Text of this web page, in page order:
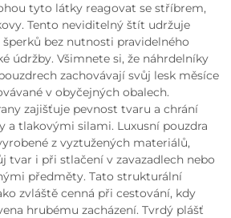
tyto látky reagovat se stříbrem,
Tento neviditelný štít udržuje
bez nutnosti pravidelného
údržby. Všimnete si, že náhrdelníky
zachovávají svůj lesk měsíce
v obyčejných obalech.
zajišťuje pevnost tvaru a chrání
a tlakovými silami. Luxusní pouzdra
z vyztužených materiálů,
tvar i při stlačení v zavazadlech nebo
předměty. Tato strukturální
zvláště cenná při cestování, kdy
hrubému zacházení. Tvrdý plášť